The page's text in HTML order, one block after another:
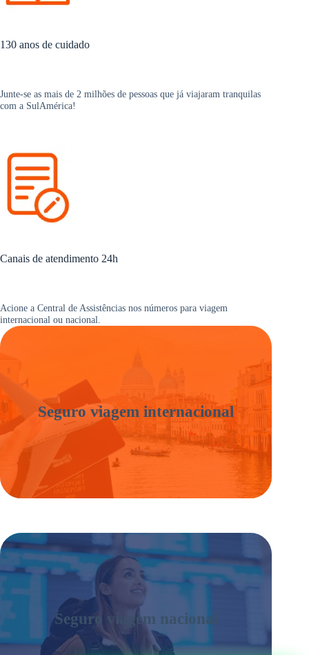
130 anos de cuidado
Junte-se as mais de 2 milhões de pessoas que já viajaram tranquilas
com a SulAmérica!
Canais de atendimento 24h
Acione a Central de Assistências nos números para viagem
internacional ou nacional.
Seguro viagem internacional
Seguro viagem nacional